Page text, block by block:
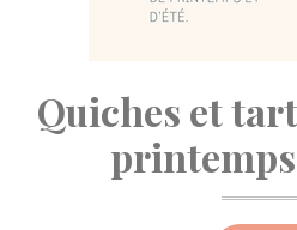
Quiches et